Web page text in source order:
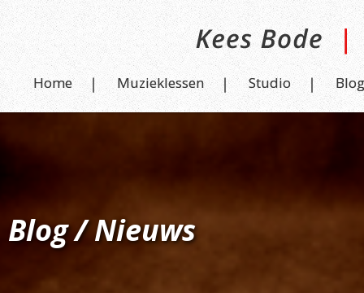
Home Muzieklessen Studio Blog
Blog / Nieuws